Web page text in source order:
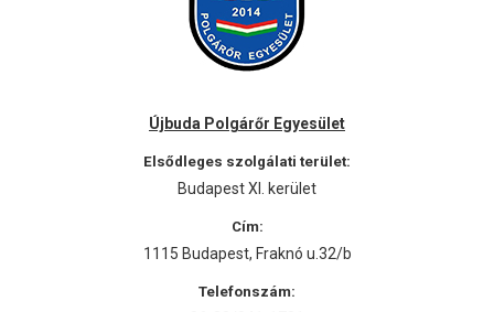
Újbuda Polgárőr Egyesület
Elsődleges szolgálati terület:
Budapest XI. kerület
Cím:
1115 Budapest, Fraknó u.32/b
Telefonszám: